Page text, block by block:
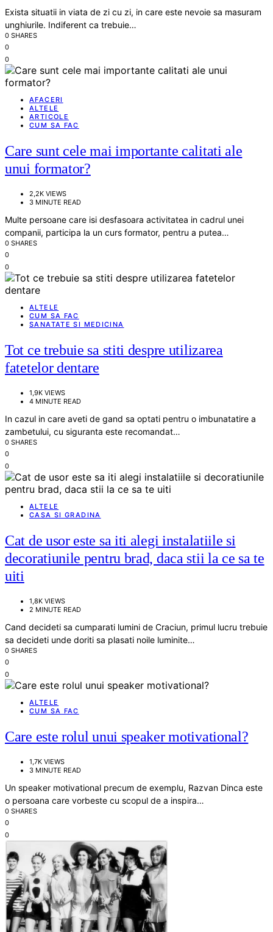
Exista situatii in viata de zi cu zi, in care este nevoie sa masuram
unghiurile. Indiferent ca trebuie…
0 SHARES
0
0
AFACERI
ALTELE
ARTICOLE
CUM SA FAC
Care sunt cele mai importante calitati ale
unui formator?
2,2K VIEWS
3 MINUTE READ
Multe persoane care isi desfasoara activitatea in cadrul unei
companii, participa la un curs formator, pentru a putea…
0 SHARES
0
0
ALTELE
CUM SA FAC
SANATATE SI MEDICINA
Tot ce trebuie sa stiti despre utilizarea
fatetelor dentare
1,9K VIEWS
4 MINUTE READ
In cazul in care aveti de gand sa optati pentru o imbunatatire a
zambetului, cu siguranta este recomandat…
0 SHARES
0
0
ALTELE
CASA SI GRADINA
Cat de usor este sa iti alegi instalatiile si
decoratiunile pentru brad, daca stii la ce sa te
uiti
1,8K VIEWS
2 MINUTE READ
Cand decideti sa cumparati lumini de Craciun, primul lucru trebuie
sa decideti unde doriti sa plasati noile luminite…
0 SHARES
0
0
ALTELE
CUM SA FAC
Care este rolul unui speaker motivational?
1,7K VIEWS
3 MINUTE READ
Un speaker motivational precum de exemplu, Razvan Dinca este
o persoana care vorbeste cu scopul de a inspira…
0 SHARES
0
0